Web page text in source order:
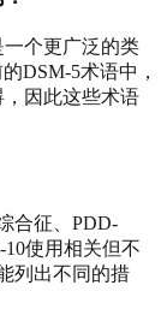
个更广泛的类
DSM-5术语中，
因此这些术语
合征、PDD-
使用相关但不
列出不同的措